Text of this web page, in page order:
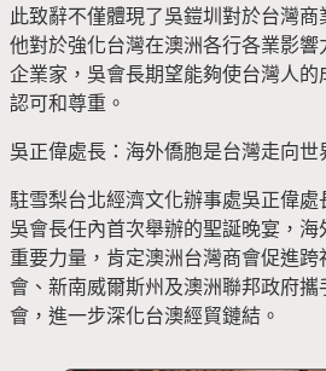
此致辭不僅體現了吳鎧圳對於台灣
他對於強化台灣在澳洲各行各業影
企業家，吳會長期望能夠使台灣人
認可和尊重。
吳正偉處長：海外僑胞是台灣走向世
駐雪梨台北經濟文化辦事處吳正偉
吳會長任內首次舉辦的聖誕晚宴，
重要力量，肯定澳洲台灣商會促進
會、新南威爾斯州及澳洲聯邦政府
會，進一步深化台澳經貿鏈結。